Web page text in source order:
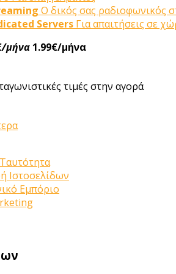
Ο δικός σας ραδιοφωνικός
Servers Για απαιτήσεις σε
/μήνα 1.99€/μήνα
τιμές στην αγορά
Ιστοσελίδων
Εμπόριο